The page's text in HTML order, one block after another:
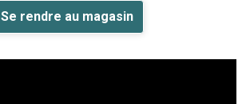
Se rendre au magasin